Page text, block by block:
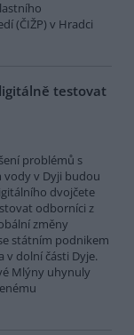
(ČIŽP) v Hradci
testovat
problémů s
vody v Dyji budou
dvojčete
odborníci z
změny
státním podnikem
v dolní části Dyje.
Mlýny uhynuly